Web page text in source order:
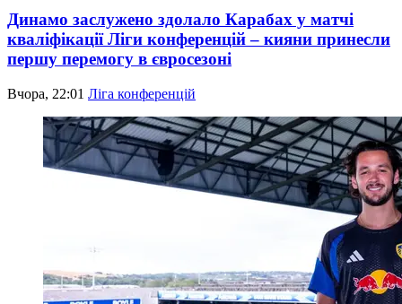
Динамо заслужено здолало Карабах у матчі
кваліфікації Ліги конференцій – кияни принесли
першу перемогу в євросезоні
Вчора, 22:01 Ліга конференцій